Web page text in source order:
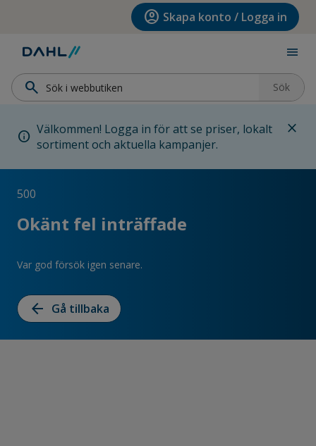
Hoppa till huvudinnehållet account_circle Skapa konto / Logga in
menu
search Sök
info Välkommen! Logga in för att se priser, lokalt
sortiment och aktuella kampanjer.
close
500
Okänt fel inträffade
Var god försök igen senare.
arrow_back Gå tillbaka